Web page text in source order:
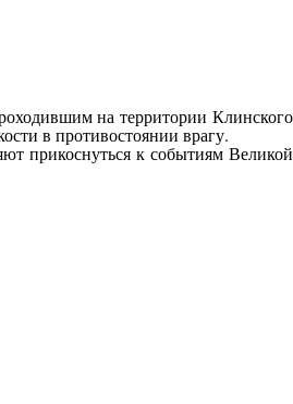
на территории Клинского
в противостоянии врагу.
прикоснуться к событиям Великой